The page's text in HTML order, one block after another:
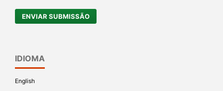
ENVIAR SUBMISSÃO
IDIOMA
English